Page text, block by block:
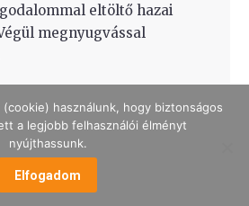
eltöltő hazai
megnyugvással
MENÜ
használunk, hogy biztonságos
a legjobb felhasználói élményt
nyújthassunk.
Elfogadom